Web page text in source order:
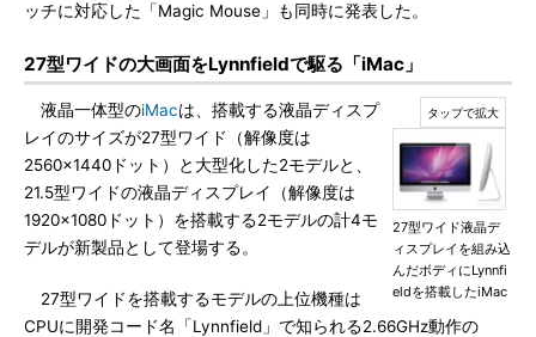
ッチに対応した「Magic Mouse」も同時に発表した。
27型ワイドの大画面をLynnfieldで駆る「iMac」
27型ワイド液晶デ
ィスプレイを組み込
んだボディにLynnfi
eldを搭載したiMac
液晶一体型のiMacは、搭載する液晶ディスプ
レイのサイズが27型ワイド（解像度は
2560×1440ドット）と大型化した2モデルと、
21.5型ワイドの液晶ディスプレイ（解像度は
1920×1080ドット）を搭載する2モデルの計4モ
デルが新製品として登場する。
27型ワイドを搭載するモデルの上位機種は
CPUに開発コード名「Lynnfield」で知られる2.66GHz動作の